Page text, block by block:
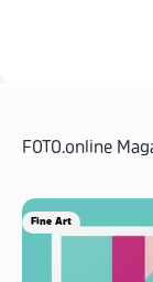
FOTO.online
Fine Art